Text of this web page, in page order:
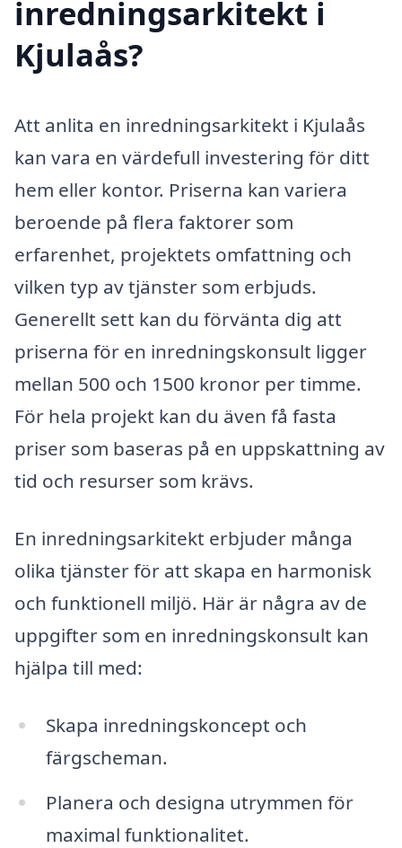
inredningsarkitekt i
Kjulaås?
Att anlita en inredningsarkitekt i Kjulaås
kan vara en värdefull investering för ditt
hem eller kontor. Priserna kan variera
beroende på flera faktorer som
erfarenhet, projektets omfattning och
vilken typ av tjänster som erbjuds.
Generellt sett kan du förvänta dig att
priserna för en inredningskonsult ligger
mellan 500 och 1500 kronor per timme.
För hela projekt kan du även få fasta
priser som baseras på en uppskattning av
tid och resurser som krävs.
En inredningsarkitekt erbjuder många
olika tjänster för att skapa en harmonisk
och funktionell miljö. Här är några av de
uppgifter som en inredningskonsult kan
hjälpa till med:
Skapa inredningskoncept och
färgscheman.
Planera och designa utrymmen för
maximal funktionalitet.